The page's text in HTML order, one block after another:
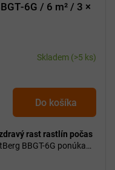
/ 6 m² / 3 ×
Skladem (>5 ks)
Do košíka
rast rastlín počas
BBGT-6G ponúka